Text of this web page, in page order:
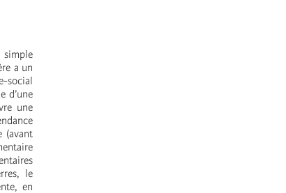
simple
a un
social
d’une
une
(avant
le
en